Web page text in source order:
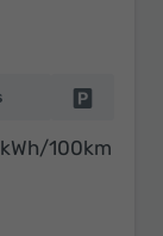
100km